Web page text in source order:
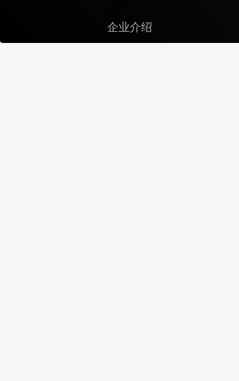
企业介绍